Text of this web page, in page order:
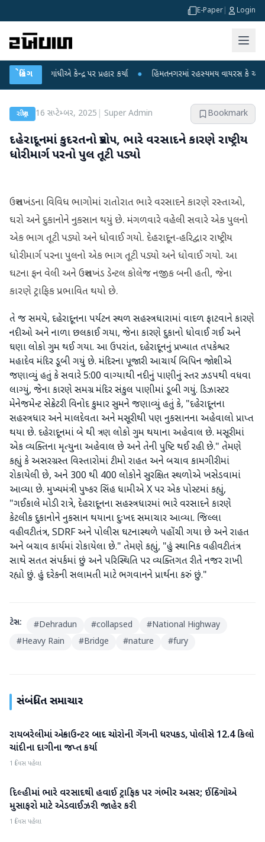
E-Paper Login
બ્રેકિંગ
ગાંધીએ કેન્દ્ર પર પ્રહાર કર્યા ● હિંમતનગરમાં રહસ્યમય વાયરસ કે ચાંદીપુરા? 6
રાષ્ટ્રીય 16 સપ્ટેમ્બર, 2025 Super Admin Bookmark
દહેરાદૂનમાં કુદરતનો પ્રકોપ, ભારે વરસાદને કારણે રાષ્ટ્રીય
ધોરીમાર્ગ પરનો પુલ તૂટી પડ્યો
ઉત્તરાખંડના વિવિધ ભાગોમાં રાતોરાત ભારે વરસાદને કારણે રસ્તાઓ,
ઘરો અને દુકાનોને નુકસાન થયું છે. મંગળવારે વહેલી સવારે એક પુલનો
એક ભાગ તૂટી પડ્યો અને ધોવાઈ ગયો. દેહરાદૂન-હરિદ્વાર રાષ્ટ્રીય
ધોરીમાર્ગ પરના પુલનો એક ભાગ તૂટી પડ્યો અને ધોવાઈ ગયો. આ
ઘટના ફન વેલી અને ઉત્તરાખંડ ડેન્ટલ કોલેજ નજીક બની હતી, જેના
કારણે ટ્રાફિક પ્રભાવિત થયો છે.
તે જ સમયે, દહેરાદૂનના પર્યટન સ્થળ સહસ્ત્રધારામાં વાદળ ફાટવાને કારણે
નદીઓ અને નાળા છલકાઈ ગયા, જેના કારણે દુકાનો ધોવાઈ ગઈ અને
ઘણા લોકો ગુમ થઈ ગયા. આ ઉપરાંત, દહેરાદૂનનું પ્રખ્યાત તપકેશ્વર
મહાદેવ મંદિર ડૂબી ગયું છે. મંદિરના પૂજારી આચાર્ય બિપિન જોશીએ
જણાવ્યું હતું કે સવારે 5:00 વાગ્યાથી નદીનું પાણીનું સ્તર ઝડપથી વધવા
લાગ્યું, જેના કારણે સમગ્ર મંદિર સંકુલ પાણીમાં ડૂબી ગયું. ડિઝાસ્ટર
મેનેજમેન્ટ સેક્રેટરી વિનોદ કુમાર સુમને જણાવ્યું હતું કે, "દહેરાદૂનના
સહસ્ત્રધાર અને માલદેવતા અને મસૂરીથી પણ નુકસાનના અહેવાલો પ્રાપ્ત
થયા છે. દહેરાદૂનમાં બે થી ત્રણ લોકો ગુમ થયાના અહેવાલ છે. મસૂરીમાં
એક વ્યક્તિના મૃત્યુના અહેવાલ છે અને તેની પુષ્ટિ થઈ રહી છે." તેમણે
કહ્યું કે અસરગ્રસ્ત વિસ્તારોમાં ટીમો રાહત અને બચાવ કામગીરીમાં
રોકાયેલી છે, અને 300 થી 400 લોકોને સુરક્ષિત સ્થળોએ ખસેડવામાં
આવ્યા છે. મુખ્યમંત્રી પુષ્કર સિંહ ધામીએ X પર એક પોસ્ટમાં કહ્યું,
"ગઈકાલે મોડી રાત્રે, દેહરાદૂનના સહસ્ત્રધારમાં ભારે વરસાદને કારણે
કેટલીક દુકાનોને નુકસાન થયાના દુઃખદ સમાચાર આવ્યા. જિલ્લા
વહીવટીતંત્ર, SDRF અને પોલીસ ઘટનાસ્થળે પહોંચી ગયા છે અને રાહત
અને બચાવ કાર્યમાં રોકાયેલા છે." તેમણે કહ્યું, "હું સ્થાનિક વહીવટીતંત્ર
સાથે સતત સંપર્કમાં છું અને પરિસ્થિતિ પર વ્યક્તિગત રીતે નજર રાખી
રહ્યો છું. હું દરેકની સલામતી માટે ભગવાનને પ્રાર્થના કરું છું."
ટેગ્સ: #Dehradun #collapsed #National Highway
#Heavy Rain #Bridge #nature #fury
સંબંધિત સમાચાર
રાષ્ટ્રીય
રાયબરેલીમાં એન્કાઉન્ટર બાદ ચોરોની ગેંગની ધરપકડ, પોલીસે 12.4 કિલો
ચાંદીના દાગીના જપ્ત કર્યા
1 દિવસ પહેલા
રાષ્ટ્રીય
દિલ્હીમાં ભારે વરસાદથી હવાઈ ટ્રાફિક પર ગંભીર અસર; ઈન્ડિગોએ
મુસાફરો માટે એડવાઈઝરી જાહેર કરી
1 દિવસ પહેલા